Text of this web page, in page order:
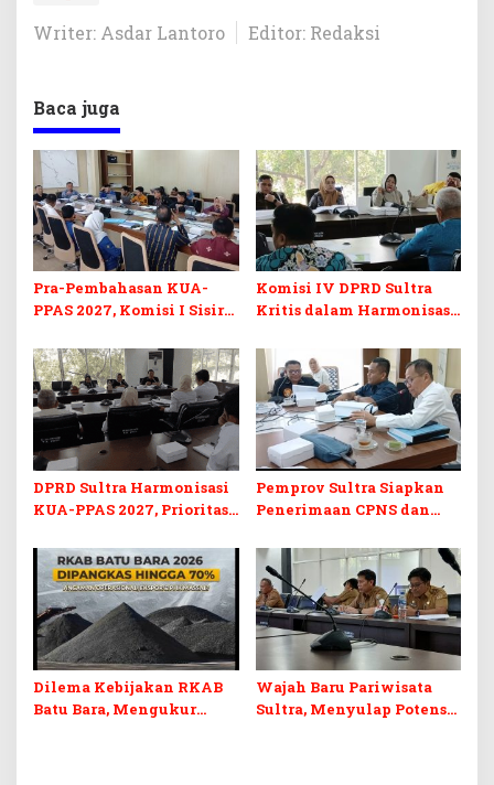
Writer: Asdar Lantoro
Editor: Redaksi
Baca juga
Pra-Pembahasan KUA-
PPAS 2027, Komisi I Sisir
Berkelanjutan
Komisi IV DPRD Sultra
Kritis dalam Harmonisasi
Perubahan APBD 2026
DPRD Sultra Harmonisasi
KUA-PPAS 2027, Prioritas
dan Pelunasan Utang
Infrastruktur
Pemprov Sultra Siapkan
Penerimaan CPNS dan
Desak Formasi Disabilitas
Dilema Kebijakan RKAB
Batu Bara, Mengukur
Wajah Baru Pariwisata
Sultra, Menyulap Potensi